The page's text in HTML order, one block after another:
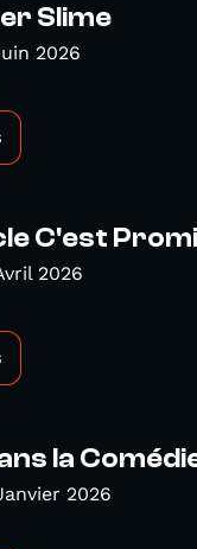
Slime
2026
C'est
2026
la
2026